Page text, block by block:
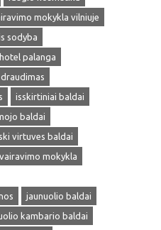
mokykla vilniuje
sodyba
palanga
isskirtiniai baldai
baldai
virtuves baldai
mokykla
jaunuolio baldai
kambario baldai